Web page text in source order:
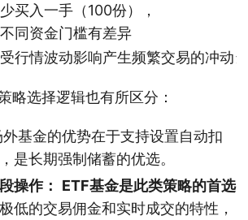
买入一手（100份），
同资金门槛有差异
行情波动影响产生频繁交易的冲动
略选择逻辑也有所区分：
外基金的优势在于支持设置自动扣
是长期强制储蓄的优选。
操作：
ETF基金是此类策略的首选
低的交易佣金和实时成交的特性，